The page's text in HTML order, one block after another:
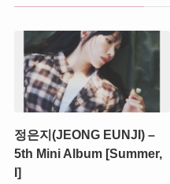
정은지(JEONG EUNJI) –
5th Mini Album [Summer,
I]